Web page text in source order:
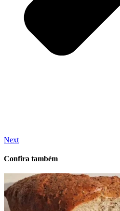
Next
Confira também